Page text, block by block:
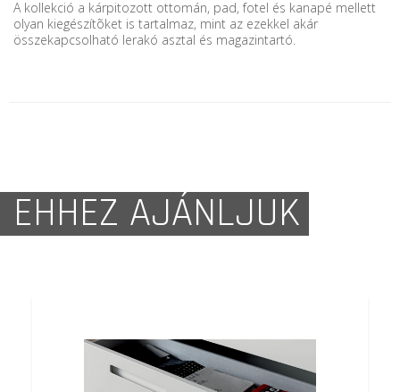
A kollekció a kárpitozott ottomán, pad, fotel és kanapé mellett
olyan kiegészítõket is tartalmaz, mint az ezekkel akár
összekapcsolható lerakó asztal és magazintartó.
EHHEZ AJÁNLJUK